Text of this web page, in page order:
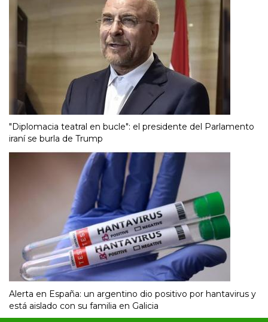
"Diplomacia teatral en bucle": el presidente del Parlamento
iraní se burla de Trump
Alerta en España: un argentino dio positivo por hantavirus y
está aislado con su familia en Galicia